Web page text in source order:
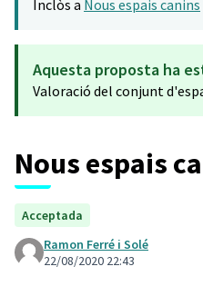
Inclòs a Nous espais canins
Aquesta proposta ha
Valoració del conjunt
Nous espais
Acceptada
Ramon Ferré i Solé
22/08/2020 22:43